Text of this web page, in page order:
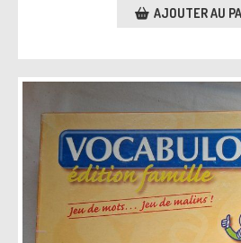
AJOUTER AU